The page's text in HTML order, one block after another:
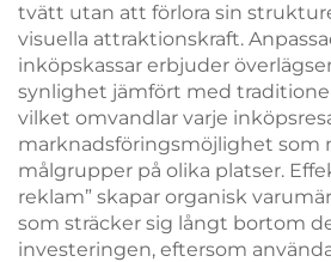
tvätt utan att förlora sin
visuella attraktionskraft.
inköpskassar erbjuder
synlighet jämfört med
vilket omvandlar varje
marknadsföringsmöjlighet som
målgrupper på olika platser.
reklam” skapar organisk
som sträcker sig långt bortom
investeringen, eftersom